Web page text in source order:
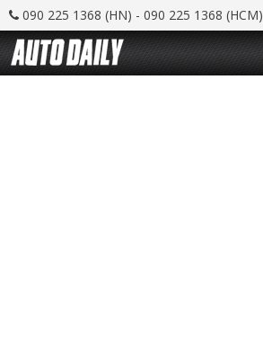
090 225 1368 (HN) - 090 225 1368 (HCM)